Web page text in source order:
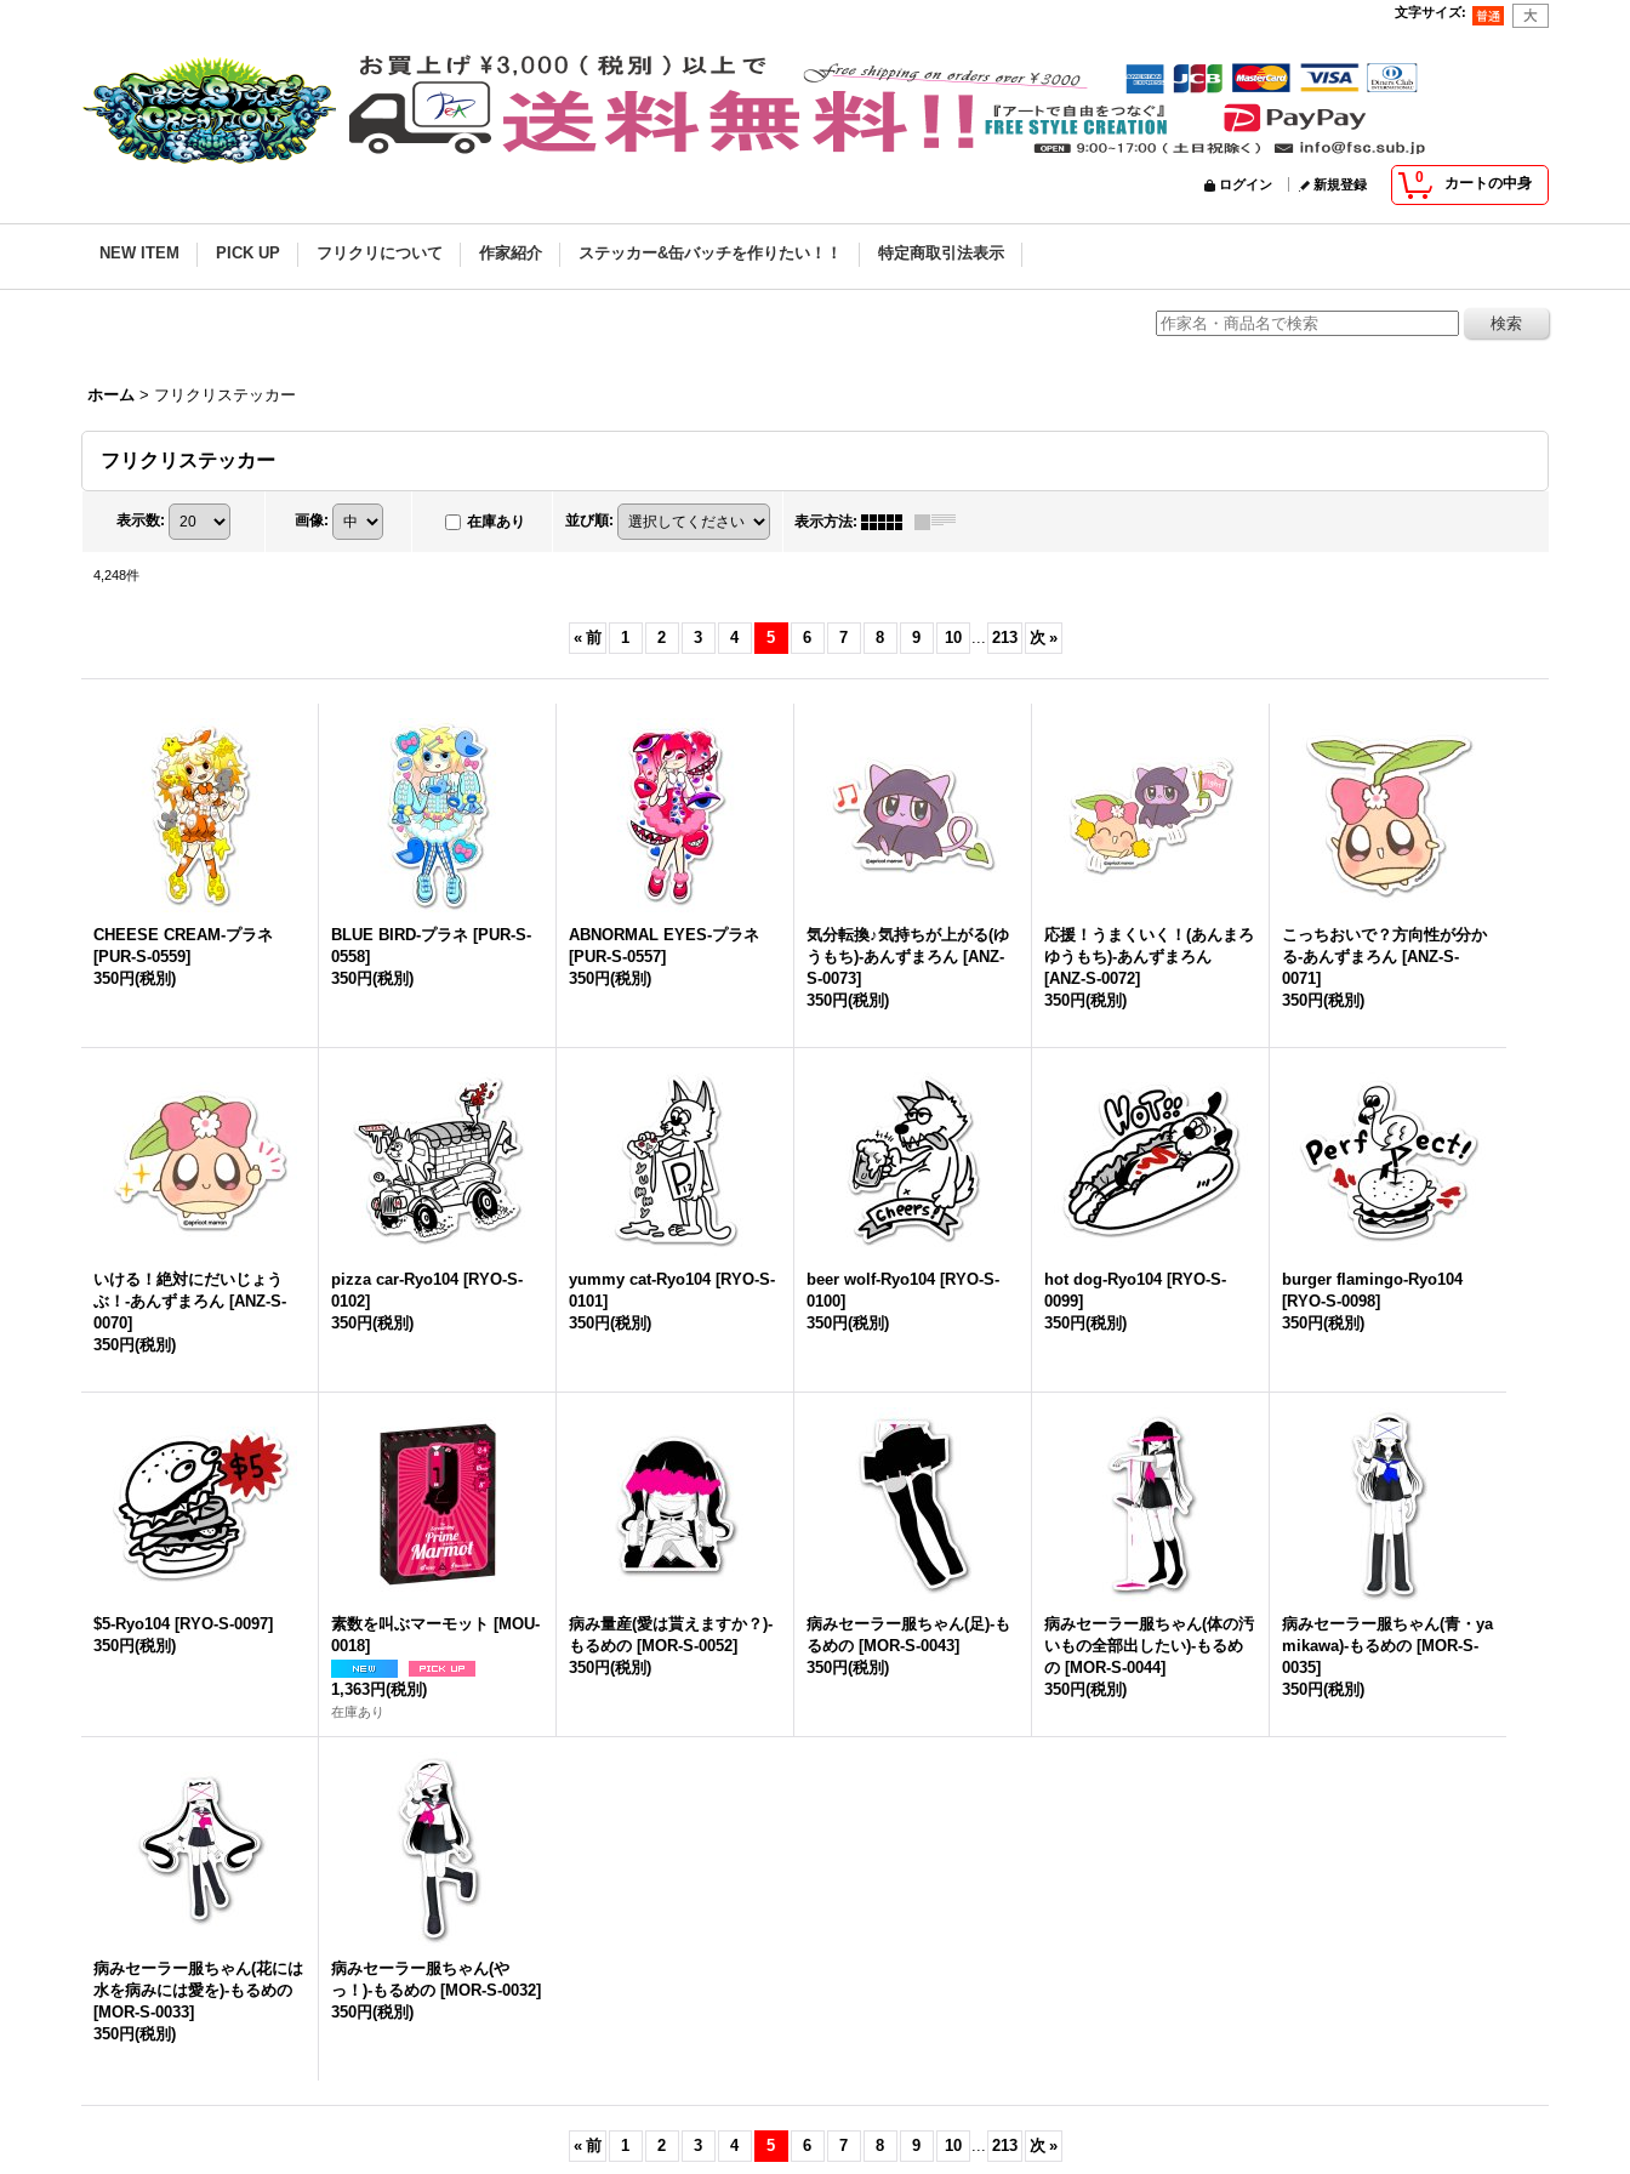
文字サイズ:
0 カートの中身
ログイン 新規登録
NEW ITEM PICK UP フリクリについて 作家紹介 ステッカー&缶バッチを作りたい！！ 特定商取引法表示
ホーム > フリクリステッカー
フリクリステッカー
表示数: 画像: 在庫あり 並び順: 表示方法:
4,248件
« 前 1 2 3 4 5 6 7 8 9 10 ... 213 次 »
CHEESE CREAM-プラネ
[PUR-S-0559]
350円(税別)
BLUE BIRD-プラネ [PUR-S-
0558]
350円(税別)
ABNORMAL EYES-プラネ
[PUR-S-0557]
350円(税別)
気分転換♪気持ちが上がる(ゆ
うもち)-あんずまろん [ANZ-
S-0073]
350円(税別)
応援！うまくいく！(あんまろ
ゆうもち)-あんずまろん
[ANZ-S-0072]
350円(税別)
こっちおいで？方向性が分か
る-あんずまろん [ANZ-S-
0071]
350円(税別)
いける！絶対にだいじょう
ぶ！-あんずまろん [ANZ-S-
0070]
350円(税別)
pizza car-Ryo104 [RYO-S-
0102]
350円(税別)
yummy cat-Ryo104 [RYO-S-
0101]
350円(税別)
beer wolf-Ryo104 [RYO-S-
0100]
350円(税別)
hot dog-Ryo104 [RYO-S-
0099]
350円(税別)
burger flamingo-Ryo104
[RYO-S-0098]
350円(税別)
$5-Ryo104 [RYO-S-0097]
350円(税別)
素数を叫ぶマーモット [MOU-
0018]
1,363円(税別)
在庫あり
病み量産(愛は貰えますか？)-
もるめの [MOR-S-0052]
350円(税別)
病みセーラー服ちゃん(足)-も
るめの [MOR-S-0043]
350円(税別)
病みセーラー服ちゃん(体の汚
いもの全部出したい)-もるめ
の [MOR-S-0044]
350円(税別)
病みセーラー服ちゃん(青・ya
mikawa)-もるめの [MOR-S-
0035]
350円(税別)
病みセーラー服ちゃん(花には
水を病みには愛を)-もるめの
[MOR-S-0033]
350円(税別)
病みセーラー服ちゃん(や
っ！)-もるめの [MOR-S-0032]
350円(税別)
« 前 1 2 3 4 5 6 7 8 9 10 ... 213 次 »